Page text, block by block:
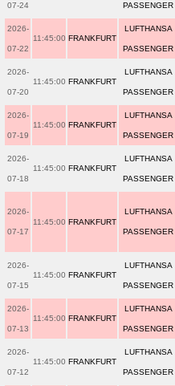
07-24 PASSENGER
2026-
07-22
11:45:00 FRANKFURT
LUFTHANSA
PASSENGER
2026-
07-20
11:45:00 FRANKFURT
LUFTHANSA
PASSENGER
2026-
07-19
11:45:00 FRANKFURT
LUFTHANSA
PASSENGER
2026-
07-18
11:45:00 FRANKFURT
LUFTHANSA
PASSENGER
2026-
07-17
11:45:00 FRANKFURT
LUFTHANSA
PASSENGER
2026-
07-15
11:45:00 FRANKFURT
LUFTHANSA
PASSENGER
2026-
07-13
11:45:00 FRANKFURT
LUFTHANSA
PASSENGER
2026-
07-12
11:45:00 FRANKFURT
LUFTHANSA
PASSENGER